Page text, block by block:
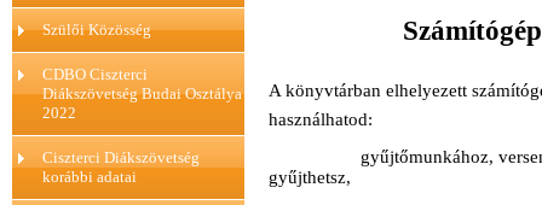
Szülői Közösség
CDBO Ciszterci
Diákszövetség Budai Osztálya
2022
Ciszterci Diákszövetség
korábbi adatai
A könyvtárban elhelyezett
használhatod:
gyűjtőmunkához,
gyűjthetsz,